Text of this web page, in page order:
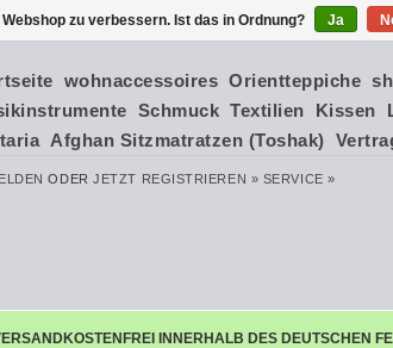
wohnaccessoires Orientteppiche
Schmuck Textilien Kissen
Afghan Sitzmatratzen (Toshak)
ODERJETZT REGISTRIEREN » SERVICE »
INNERHALB DES DEUTSCHEN
zu verbessern. Ist das in Ordnung? Ja